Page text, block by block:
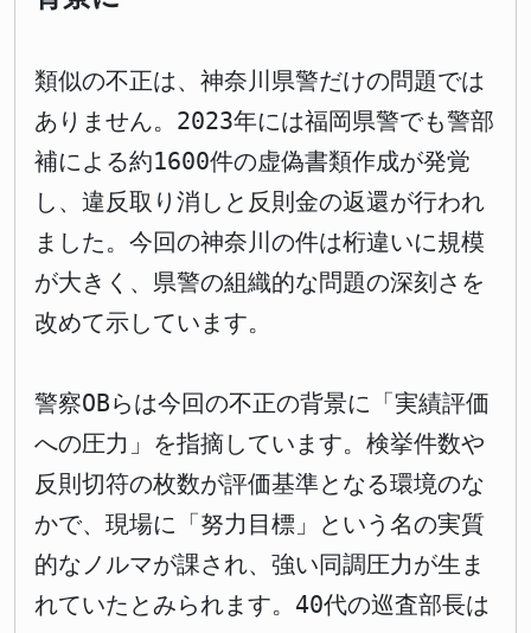
類似の不正は、神奈川県警だけの問題では
ありません。2023年には福岡県警でも警部
補による約1600件の虚偽書類作成が発覚
し、違反取り消しと反則金の返還が行われ
ました。今回の神奈川の件は桁違いに規模
が大きく、県警の組織的な問題の深刻さを
改めて示しています。
警察OBらは今回の不正の背景に「実績評価
への圧力」を指摘しています。検挙件数や
反則切符の枚数が評価基準となる環境のな
かで、現場に「努力目標」という名の実質
的なノルマが課され、強い同調圧力が生ま
れていたとみられます。40代の巡査部長は